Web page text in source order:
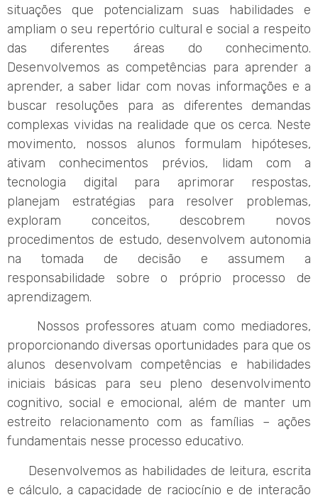
situações que potencializam suas habilidades e
ampliam o seu repertório cultural e social a respeito
das diferentes áreas do conhecimento.
Desenvolvemos as competências para aprender a
aprender, a saber lidar com novas informações e a
buscar resoluções para as diferentes demandas
complexas vividas na realidade que os cerca. Neste
movimento, nossos alunos formulam hipóteses,
ativam conhecimentos prévios, lidam com a
tecnologia digital para aprimorar respostas,
planejam estratégias para resolver problemas,
exploram conceitos, descobrem novos
procedimentos de estudo, desenvolvem autonomia
na tomada de decisão e assumem a
responsabilidade sobre o próprio processo de
aprendizagem.
Nossos professores atuam como mediadores,
proporcionando diversas oportunidades para que os
alunos desenvolvam competências e habilidades
iniciais básicas para seu pleno desenvolvimento
cognitivo, social e emocional, além de manter um
estreito relacionamento com as famílias – ações
fundamentais nesse processo educativo.
Desenvolvemos as habilidades de leitura, escrita
e cálculo, a capacidade de raciocínio e de interação